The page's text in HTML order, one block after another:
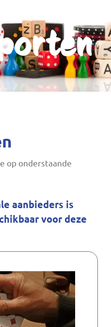
op onderstaande
aanbieders is
voor deze
Menu